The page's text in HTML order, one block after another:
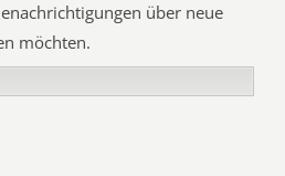
über neue
möchten.